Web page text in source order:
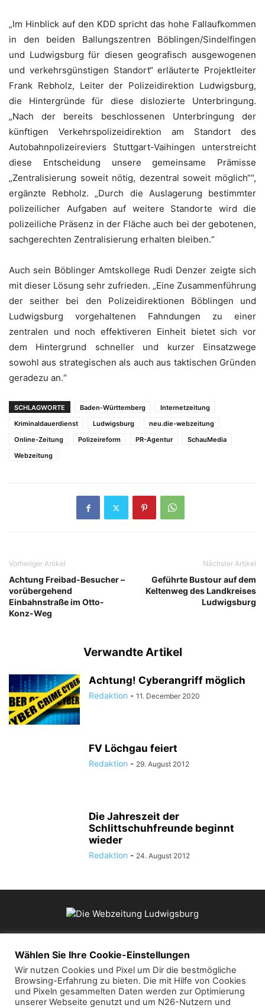
„Im Hinblick auf den KDD spricht das hohe Fallaufkommen
in den beiden Ballungszentren Böblingen/Sindelfingen
und Ludwigsburg für diesen geografisch ausgewogenen
und verkehrsgünstigen Standort“ erläuterte Projektleiter
Frank Rebholz, Leiter der Polizeidirektion Ludwigsburg,
die Hintergründe für diese dislozierte Unterbringung.
„Nach der bereits beschlossenen Unterbringung der
künftigen Verkehrspolizeidirektion am Standort des
Autobahnpolizeireviers Stuttgart-Vaihingen unterstreicht
diese Entscheidung unsere gemeinsame Prämisse
„Zentralisierung soweit nötig, dezentral soweit möglich““,
ergänzte Rebholz. „Durch die Auslagerung bestimmter
polizeilicher Aufgaben auf weitere Standorte wird die
polizeiliche Präsenz in der Fläche auch bei der gebotenen,
sachgerechten Zentralisierung erhalten bleiben.“
Auch sein Böblinger Amtskollege Rudi Denzer zeigte sich
mit dieser Lösung sehr zufrieden. „Eine Zusammenführung
der seither bei den Polizeidirektionen Böblingen und
Ludwigsburg vorgehaltenen Fahndungen zu einer
zentralen und noch effektiveren Einheit bietet sich vor
dem Hintergrund schneller und kurzer Einsatzwege
sowohl aus strategischen als auch aus taktischen Gründen
geradezu an.“
SCHLAGWORTE Baden-Württemberg
Internetzeitung
Kriminaldauerdienst
Ludwigsburg
neu.die-webzeitung
Online-Zeitung
Polizeireform PR-Agentur
SchauMedia
Webzeitung
Vorheriger Artikel
Achtung Freibad-Besucher –
vorübergehend
Einbahnstraße im Otto-
Konz-Weg
Nächster Artikel
Geführte Bustour auf dem
Keltenweg des Landkreises
Ludwigsburg
Verwandte Artikel
Achtung! Cyberangriff möglich
Redaktion - 11. December 2020
FV Löchgau feiert
Redaktion - 29. August 2012
Die Jahreszeit der
Schlittschuhfreunde beginnt
wieder
Redaktion - 24. August 2012
ÜBER UNS
Kontaktieren Sie uns:mail@die-webzeitung.de
Wählen Sie Ihre Cookie-Einstellungen
Wir nutzen Cookies und Pixel um Dir die bestmögliche
Browsing-Erfahrung zu bieten. Die mit Hilfe von Cookies
und Pixeln gesammelten Daten werden zur Optimierung
unserer Webseite genutzt und um N26-Nutzern und